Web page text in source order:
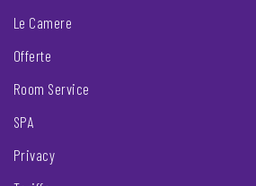
Le Camere
Offerte
Room Service
SPA
Privacy